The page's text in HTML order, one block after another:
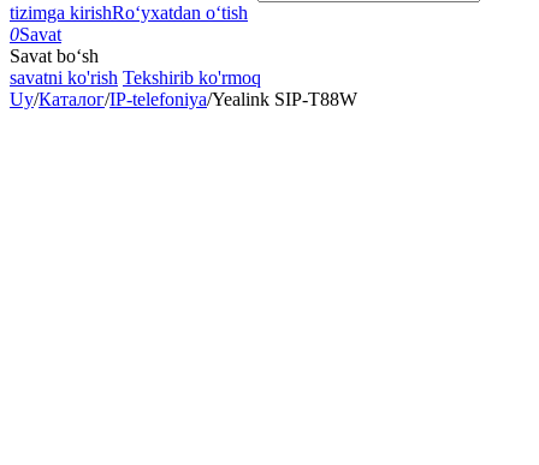
tizimga kirishRoʻyxatdan oʻtish
0Savat
Savat bo‘sh
savatni ko'rish Tekshirib ko'rmoq
Uy/Каталог/IP-telefoniya/Yealink SIP-T88W